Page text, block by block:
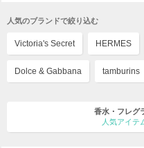
人気のブランドで絞り込む
Victoria's Secret HERMES
Dolce & Gabbana tamburins
香水・フレグ
人気アイテ